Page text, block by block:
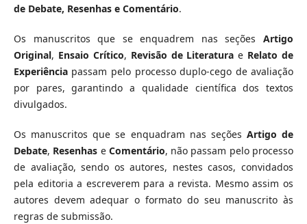
de Debate, ResenhaseComentário.
Os manuscritos que se enquadrem nas seçõesArtigo
Original, Ensaio Crítico, Revisão de Literatura e Relato de
Experiência passam pelo processo duplo-cego de avaliação
por pares, garantindo a qualidade científica dos textos
divulgados.
Os manuscritos que se enquadram nas seções Artigo de
Debate, Resenhas e Comentário, não passam pelo processo
de avaliação, sendo os autores, nestes casos, convidados
pela editoria a escreverem para a revista. Mesmo assim os
autores devem adequar o formato do seu manuscrito às
regras de submissão.